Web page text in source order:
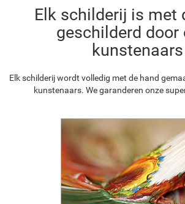
Elk schilderij is met
geschilderd door
kunstenaars
Elk schilderij wordt volledig met de hand
kunstenaars. We garanderen onze